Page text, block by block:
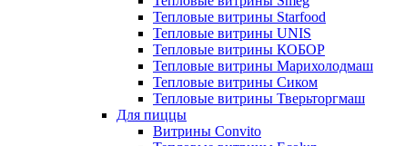
Тепловые витрины Starfood
Тепловые витрины UNIS
Тепловые витрины КОБОР
Тепловые витрины Марихолодмаш
Тепловые витрины Сиком
Тепловые витрины Тверьторгмаш
Для пиццы
Витрины Convito